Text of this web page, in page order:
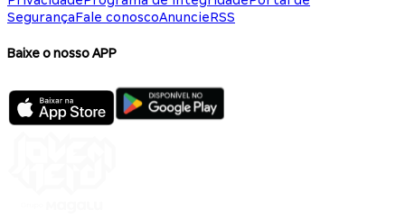
SegurançaFale conoscoAnuncieRSS
Baixe o nosso APP